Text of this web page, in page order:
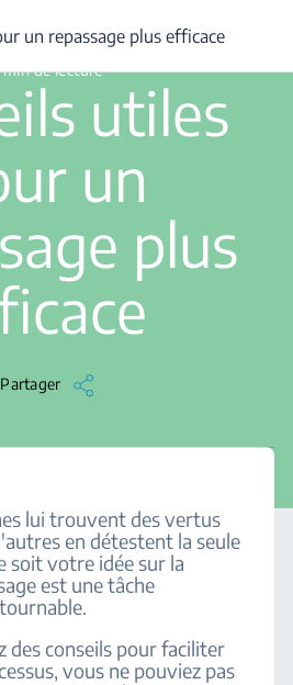
utiles pour un repassage plus efficace
min de lecture
utiles
un
plus
Partager
un repassage plus efficace
lui trouvent des vertus
en détestent la seule
soit votre idée sur la
est une tâche
des conseils pour faciliter
vous ne pouviez pas